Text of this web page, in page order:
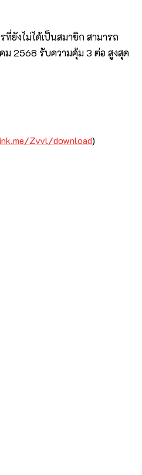
ที่ยังไม่ได้เป็นสมาชิก สามารถ
ม 2568 รับความคุ้ม 3 ต่อ สูงสุด
Zvvl/download)